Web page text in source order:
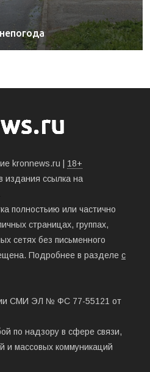
kronnews.ru | 18+
издания ссылка на
полностьию или частично
страницах, группах,
сетях без письменного
Подробнее в разделе с
СМИ ЭЛ № ФС 77-55121 от
по надзору в сфере связи,
и массовых коммуникаций